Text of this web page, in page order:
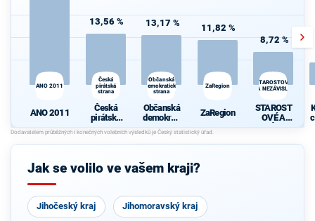
ANO 2011
ANO 2011
13,56 %
Česká
pirátská
strana
Česká
pirátská
strana
13,17 %
Občanská
demokratická
strana
Občanská
demokrati
cká strana
11,82 %
ZaRegion
ZaRegion
8,72 %
STAROSTOVÉ
A NEZÁVISLÍ
STAROST
OVÉ A
NEZÁVISL
Jak se volilo ve vašem kraji?
Jihočeský kraj Jihomoravský kraj